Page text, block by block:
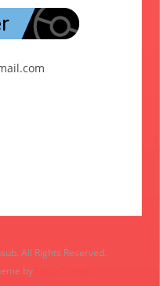
All Rights Reserved.
by